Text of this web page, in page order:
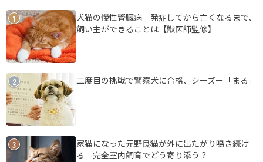
1
犬猫の慢性腎臓病 発症してから亡くなるまで、
飼い主ができることは【獣医師監修】
2 二度目の挑戦で警察犬に合格、シーズー「まる」
3
家猫になった元野良猫が外に出たがり鳴き続け
る 完全室内飼育でどう寄り添う？